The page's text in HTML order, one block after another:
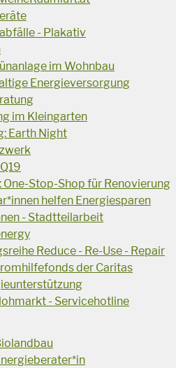
- Plakativ
im Wohnbau
Energieversorgung
im Kleingarten
Earth Night
One-Stop-Shop für Renovierung
helfen Energiesparen
- Stadtteilarbeit
Reduce - Re-Use - Repair
der Caritas
- Servicehotline